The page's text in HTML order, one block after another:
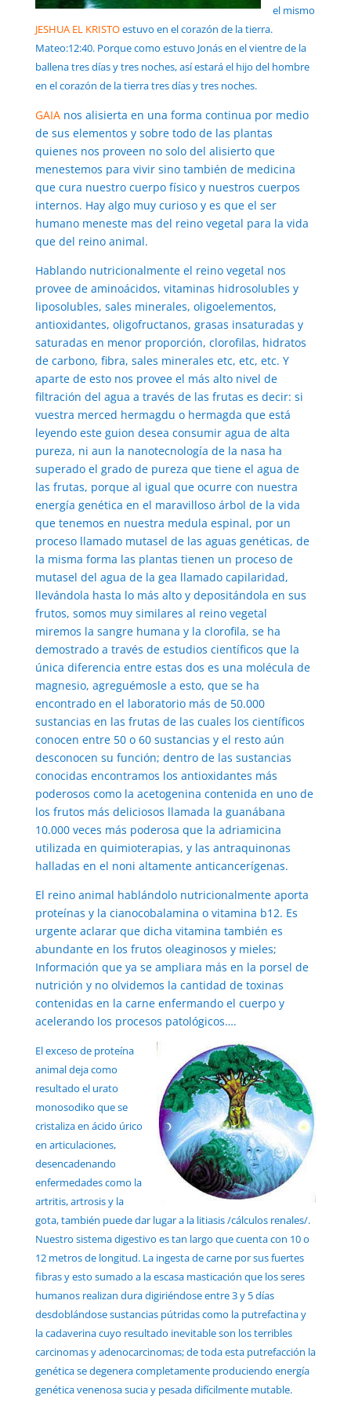
el mismo
JESHUA EL KRISTOestuvo en el corazón de la tierra.
Mateo:12:40. Porque como estuvo Jonás en el vientre de la
ballena tres días y tres noches, así estará el hijo del hombre
en el corazón de la tierra tres días y tres noches.
GAIAnos alisierta en una forma continua por medio
de sus elementos y sobre todo de las plantas
quienes nos proveen no solo del alisierto que
menestemos para vivir sino también de medicina
que cura nuestro cuerpo físico y nuestros cuerpos
internos. Hay algo muy curioso y es que el ser
humano meneste mas del reino vegetal para la vida
que del reino animal.
Hablando nutricionalmente el reino vegetal nos
provee de aminoácidos, vitaminas hidrosolubles y
liposolubles, sales minerales, oligoelementos,
antioxidantes, oligofructanos, grasas insaturadas y
saturadas en menor proporción, clorofilas, hidratos
de carbono, fibra, sales minerales etc, etc, etc. Y
aparte de esto nos provee el más alto nivel de
filtración del agua a través de las frutas es decir: si
vuestra merced hermagdu o hermagda que está
leyendo este guion desea consumir agua de alta
pureza, ni aun la nanotecnología de la nasa ha
superado el grado de pureza que tiene el agua de
las frutas, porque al igual que ocurre con nuestra
energía genética en el maravilloso árbol de la vida
que tenemos en nuestra medula espinal, por un
proceso llamado mutasel de las aguas genéticas, de
la misma forma las plantas tienen un proceso de
mutasel del agua de la gea llamado capilaridad,
llevándola hasta lo más alto y depositándola en sus
frutos, somos muy similares al reino vegetal
miremos la sangre humana y la clorofila, se ha
demostrado a través de estudios científicos que la
única diferencia entre estas dos es una molécula de
magnesio, agreguémosle a esto, que se ha
encontrado en el laboratorio más de 50.000
sustancias en las frutas de las cuales los científicos
conocen entre 50 o 60 sustancias y el resto aún
desconocen su función; dentro de las sustancias
conocidas encontramos los antioxidantes más
poderosos como la acetogenina contenida en uno de
los frutos más deliciosos llamada la guanábana
10.000 veces más poderosa que la adriamicina
utilizada en quimioterapias, y las antraquinonas
halladas en el noni altamente anticancerígenas.
El reino animal hablándolo nutricionalmente aporta
proteínas y la cianocobalamina o vitamina b12. Es
urgente aclarar que dicha vitamina también es
abundante en los frutos oleaginosos y mieles;
Información que ya se ampliara más en la porsel de
nutrición y no olvidemos la cantidad de toxinas
contenidas en la carne enfermando el cuerpo y
acelerando los procesos patológicos….
El exceso de proteína
animal deja como
resultado el urato
monosodiko que se
cristaliza en ácido úrico
en articulaciones,
desencadenando
enfermedades como la
artritis, artrosis y la
gota, también puede dar lugar a la litiasis /cálculos renales/.
Nuestro sistema digestivo es tan largo que cuenta con 10 o
12 metros de longitud. La ingesta de carne por sus fuertes
fibras y esto sumado a la escasa masticación que los seres
humanos realizan dura digiriéndose entre 3 y 5 días
desdoblándose sustancias pútridas como la putrefactina y
la cadaverina cuyo resultado inevitable son los terribles
carcinomas y adenocarcinomas; de toda esta putrefacción la
genética se degenera completamente produciendo energía
genética venenosa sucia y pesada difícilmente mutable.